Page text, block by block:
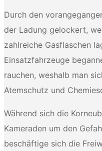
Durch den
der Ladung gelockert,
zahlreiche Gasflaschen
Einsatzfahrzeuge
rauchen, weshalb man
Atemschutz und
Während sich die
Kameraden um den
beschäftige sich die